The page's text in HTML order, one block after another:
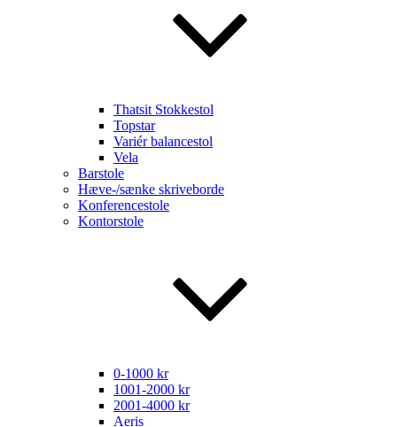
Thatsit Stokkestol
Topstar
Variér balancestol
Vela
Barstole
Hæve-/sænke skriveborde
Konferencestole
Kontorstole
0-1000 kr
1001-2000 kr
2001-4000 kr
Aeris